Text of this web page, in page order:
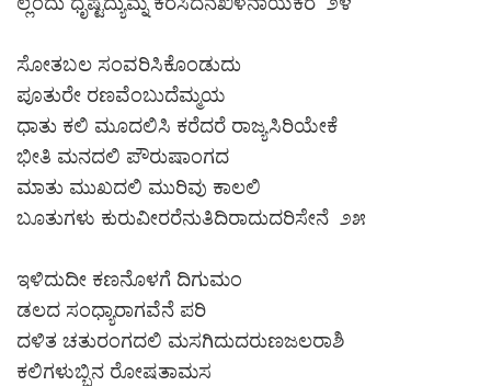
ಸೋತಬಲ ಸಂವರಿಸಿಕೊಂಡುದು
ಪೂತುರೇ ರಣವೆಂಬುದೆಮ್ಮಯ
ಧಾತು ಕಲಿ ಮೂದಲಿಸಿ ಕರೆದರೆ ರಾಜ್ಯಸಿರಿಯೇಕೆ
ಭೀತಿ ಮನದಲಿ ಪೌರುಷಾಂಗದ
ಮಾತು ಮುಖದಲಿ ಮುರಿವು ಕಾಲಲಿ
ಬೂತುಗಳು ಕುರುವೀರರೆನುತಿದಿರಾದುದರಿಸೇನೆ ೨೫
ಇಳಿದುದೀ ಕಣನೊಳಗೆ ದಿಗುಮಂ
ಡಲದ ಸಂಧ್ಯಾರಾಗವೆನೆ ಪರಿ
ದಳಿತ ಚತುರಂಗದಲಿ ಮಸಗಿದುದರುಣಜಲರಾಶಿ
ಕಲಿಗಳುಬ್ಬಿನ ರೋಷತಾಮಸ